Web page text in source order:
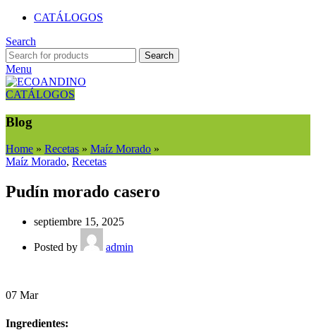
CATÁLOGOS
Search
Search
Menu
CATÁLOGOS
Blog
Home » Recetas » Maíz Morado »
Maíz Morado, Recetas
Pudín morado casero
septiembre 15, 2025
Posted by admin
07 Mar
Ingredientes: